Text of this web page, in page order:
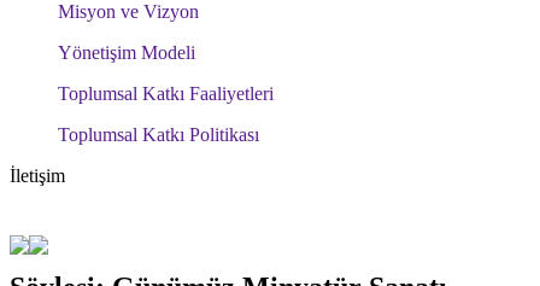
Misyon ve Vizyon
Yönetişim Modeli
Toplumsal Katkı Faaliyetleri
Toplumsal Katkı Politikası
İletişim